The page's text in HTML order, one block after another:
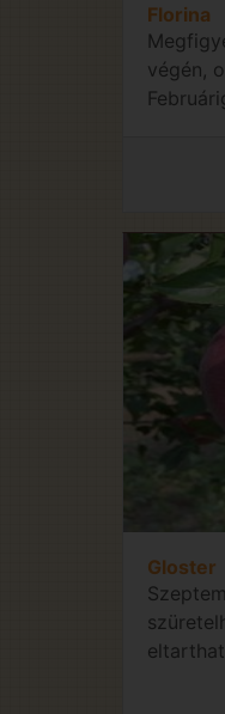
Florina
végén,
Gloster